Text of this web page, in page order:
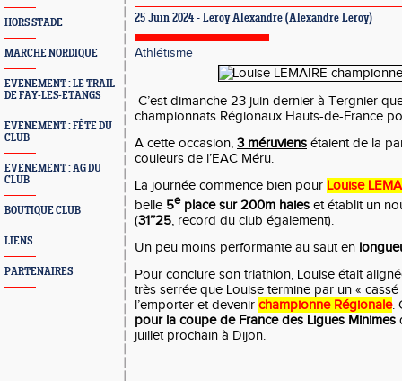
HORS STADE
MARCHE NORDIQUE
EVENEMENT : LE TRAIL
DE FAY-LES-ETANGS
EVENEMENT : FÊTE DU
CLUB
EVENEMENT : AG DU
CLUB
BOUTIQUE CLUB
LIENS
PARTENAIRES
25 Juin 2024 - Leroy Alexandre (Alexandre Leroy)
Athlétisme
C’est dimanche 23 juin dernier à Tergnier
championnats Régionaux Hauts-de-France
A cette occasion, 3 méruviens étaient de la
couleurs de l’EAC Méru.
La journée commence bien pour Louise
belle 5eplace sur 200m haies et établit un
(31’’25, record du club également).
Un peu moins performante au saut en
Pour conclure son triathlon, Louise était
très serrée que Louise termine par un «
l’emporter et devenir championne Régionale.
pour la coupe de France des Ligues Minimes
juillet prochain à Dijon.